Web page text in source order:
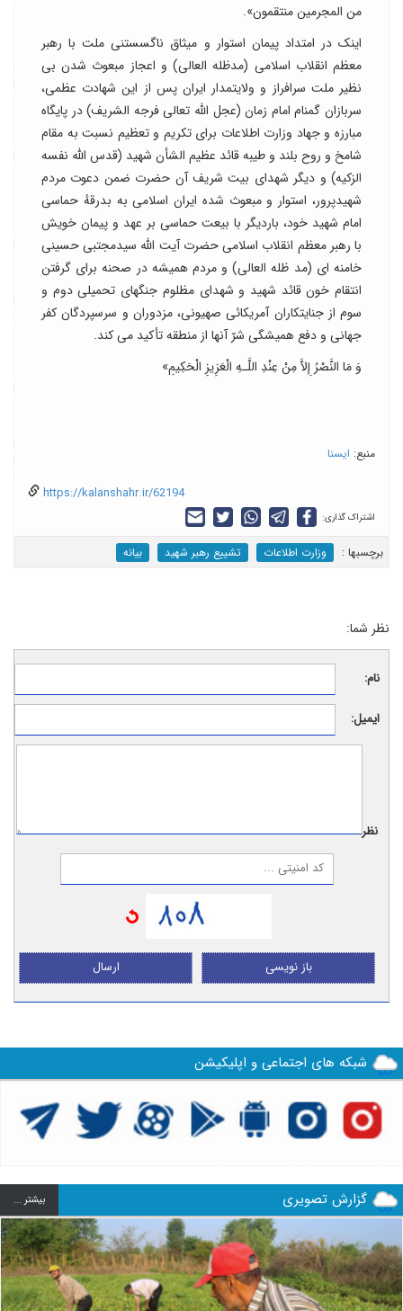
من المجرمین منتقمون».
اینک در امتداد پیمان استوار و میثاق ناگسستنی ملت با رهبر
معظم انقلاب اسلامی (مدظله العالی) و اعجاز مبعوث شدن بی
نظیر ملت سرافراز و ولایتمدار ایران پس از این شهادت عظمی،
سربازان گمنام امام زمان (عجل الله تعالی فرجه الشریف) در پایگاه
مبارزه و جهاد وزارت اطلاعات برای تکریم و تعظیم نسبت به مقام
شامخ و روح بلند و طیبه قائد عظیم الشأن شهید (قدس الله نفسه
الزکیه) و دیگر شهدای بیت شریف آن حضرت ضمن دعوت مردم
شهیدپرور، استوار و مبعوث شده ایران اسلامی به بدرقهٔ حماسی
امام شهید خود، باردیگر با بیعت حماسی بر عهد و پیمان خویش
با رهبر معظم انقلاب اسلامی حضرت آیت الله سیدمجتبی حسینی
خامنه ای (مد ظله العالی) و مردم همیشه در صحنه برای گرفتن
انتقام خون قائد شهید و شهدای مظلوم جنگهای تحمیلی دوم و
سوم از جنایتکاران آمریکائی صهیونی، مزدوران و سرسپردگان کفر
جهانی و دفع همیشگی شرّ آنها از منطقه تأکید می کند.
وَ مَا النَّصْرُ إِلاَّ مِنْ عِنْدِ اللَّـهِ الْعَزِیزِ الْحَکِیمِ»
منبع: ایسنا
https://kalanshahr.ir/62194
اشتراک گذاری:
برچسب‎ها : وزارت اطلاعات تشییع رهبر شهید بیانه
نظر شما:
نام:
ایمیل:
نظر:
ارسال باز نویسی
شبکه های اجتماعی و اپلیکیشن
گزارش تصویری بيشتر ...